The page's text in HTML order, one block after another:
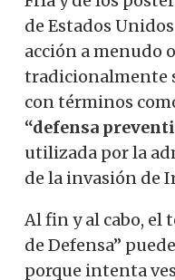
de Estados
acción a menudo
tradicionalmente
con términos
“defensa
utilizada por la
de la invasión de
Al fin y al cabo, el
de Defensa”
porque intenta